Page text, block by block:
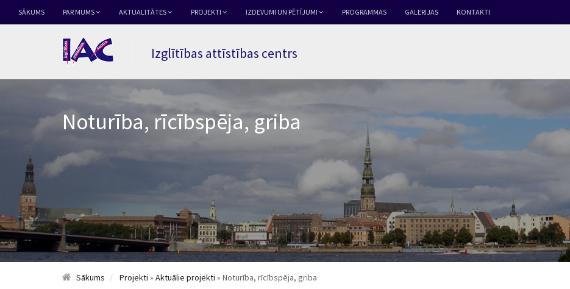
SĀKUMS PAR MUMS AKTUALITĀTES PROJEKTI IZDEVUMI UN PĒTĪJUMI PROGRAMMAS GALERIJAS KONTAKTI
Izglītības attīstības centrs
Noturība, rīcībspēja, griba
Sākums Projekti » Aktuālie projekti » Noturība, rīcībspēja, griba